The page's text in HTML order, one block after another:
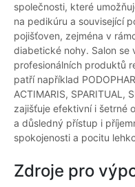
společnosti, které
na pedikúru a související
pojišťoven, zejména v
diabetické nohy. Salon se
profesionálních produktů
patří například
ACTIMARIS, SPARITUAL,
zajišťuje efektivní i šetrné
a důsledný přístup i
spokojenosti a pocitu
Zdroje pro